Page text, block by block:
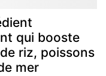
qui booste
riz, poissons
mer